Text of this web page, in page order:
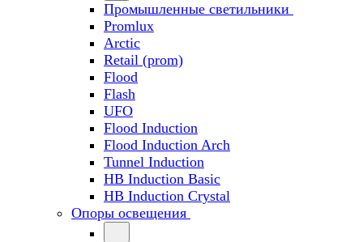
Промышленные светильники
Promlux
Arctic
Retail (prom)
Flood
Flash
UFO
Flood Induction
Flood Induction Arch
Tunnel Induction
HB Induction Basic
HB Induction Crystal
Опоры освещения